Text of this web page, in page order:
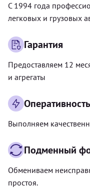
С 1994 года
легковых и грузовых
Гарантия
Предоставляем 12
и агрегаты
Оперативность
Выполняем
Подменный
Обмениваем
простоя.